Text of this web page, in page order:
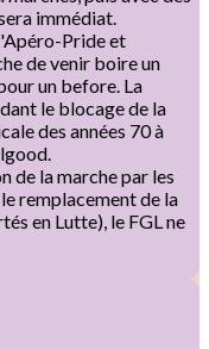
immédiat.
Pride et
de venir boire un
un before. La
le blocage de la
des années 70 à
de la marche par les
remplacement de la
en Lutte), le FGL ne